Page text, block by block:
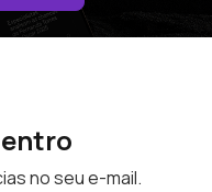
no seu e-mail.